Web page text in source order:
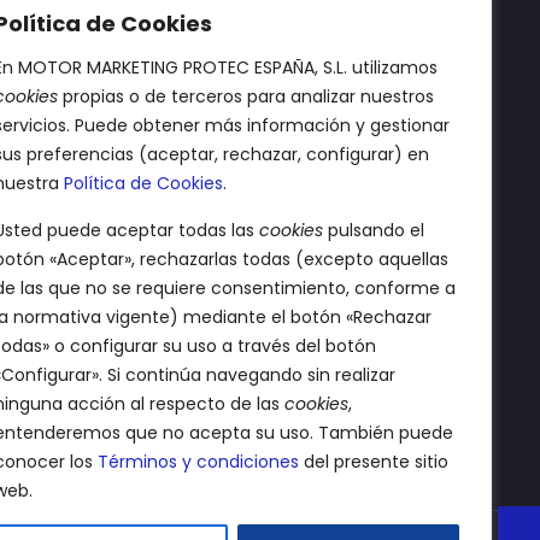
de Cookies
MOTOR MARKETING PROTEC ESPAÑA, S.L. utilizamos
propias o de terceros para analizar nuestros
Puede obtener más información y gestionar
preferencias (aceptar, rechazar, configurar) en
Política de Cookies.
puede aceptar todas las cookies pulsando el
«Aceptar», rechazarlas todas (excepto aquellas
las que no se requiere consentimiento, conforme a
normativa vigente) mediante el botón «Rechazar
o configurar su uso a través del botón
Si continúa navegando sin realizar
acción al respecto de las cookies,
que no acepta su uso. También puede
los Términos y condiciones del presente sitio
Política de privacidad
Política de cookies
Términos y condiciones
Declaración de
accesibilidad